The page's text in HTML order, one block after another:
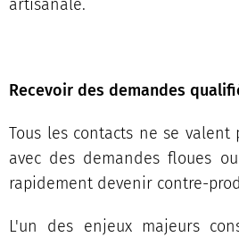
artisanale.
Recevoir des demandes
Tous les contacts ne se valent
avec des demandes floues
rapidement devenir contre-
L'un des enjeux majeurs